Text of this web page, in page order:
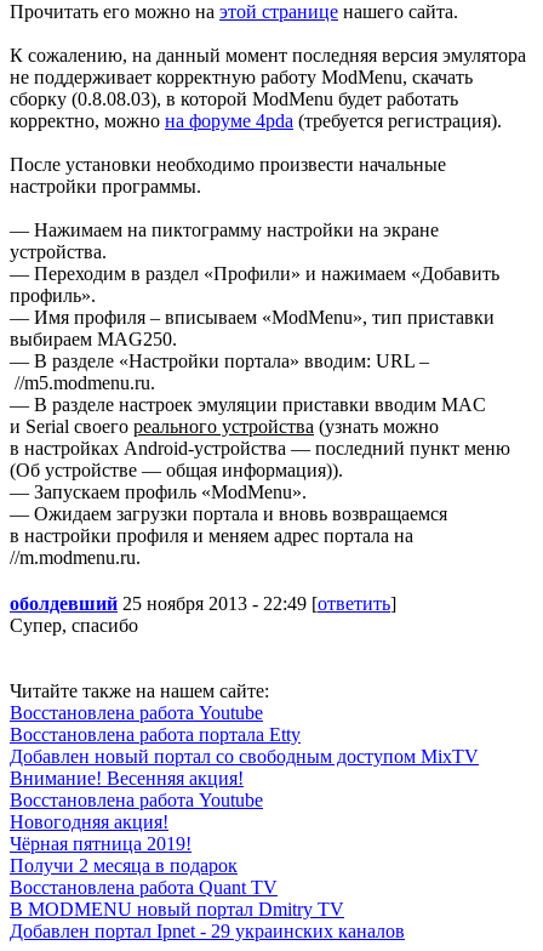
Прочитать его можно на этой странице нашего сайта.
К сожалению, на данный момент последняя версия эмулятора
не поддерживает корректную работу ModMenu, скачать
сборку (0.8.08.03), в которой ModMenu будет работать
корректно, можно на форуме 4pda (требуется регистрация).
После установки необходимо произвести начальные
настройки программы.
— Нажимаем на пиктограмму настройки на экране
устройства.
— Переходим в раздел «Профили» и нажимаем «Добавить
профиль».
— Имя профиля – вписываем «ModMenu», тип приставки
выбираем MAG250.
— В разделе «Настройки портала» вводим: URL –
//m5.modmenu.ru.
— В разделе настроек эмуляции приставки вводим MAC
и Serial своего реального устройства (узнать можно
в настройках Android-устройства — последний пункт меню
(Об устройстве — общая информация)).
— Запускаем профиль «ModMenu».
— Ожидаем загрузки портала и вновь возвращаемся
в настройки профиля и меняем адрес портала на
//m.modmenu.ru.
оболдевший 25 ноября 2013 - 22:49 [ответить]
Супер, спасибо
Читайте также на нашем сайте:
Восстановлена работа Youtube
Восстановлена работа портала Etty
Добавлен новый портал со свободным доступом MixTV
Внимание! Весенняя акция!
Восстановлена работа Youtube
Новогодняя акция!
Чёрная пятница 2019!
Получи 2 месяца в подарок
Восстановлена работа Quant TV
В MODMENU новый портал Dmitry TV
Добавлен портал Ipnet - 29 украинских каналов